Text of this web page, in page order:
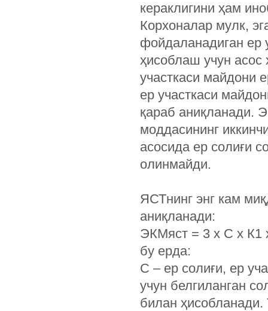
кераклигини ҳам
Корхоналар мулк,
фойдаланадиган ер
ҳисоблаш учун асос
участкаси майдони
ер участкаси
қараб аниқланади.
моддасининг
асосида ер солиғи
олинмайди.
ЯСТнинг энг кам
аниқланади:
ЭКМяст = 3 х С х К1
бу ерда:
С – ер солиғи, ер
учун белгиланган
билан ҳисобланади.